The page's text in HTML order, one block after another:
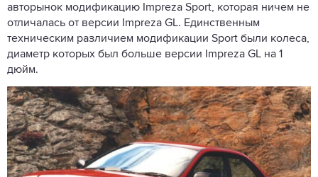
авторынок модификацию Impreza Sport, которая ничем не
отличалась от версии Impreza GL. Единственным
техническим различием модификации Sport были колеса,
диаметр которых был больше версии Impreza GL на 1
дюйм.